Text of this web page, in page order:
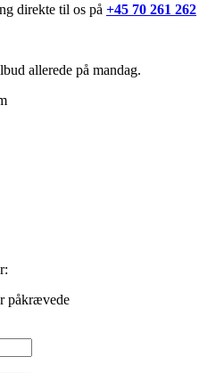
direkte til os på +45 70 261 262
allerede på mandag.
påkrævede